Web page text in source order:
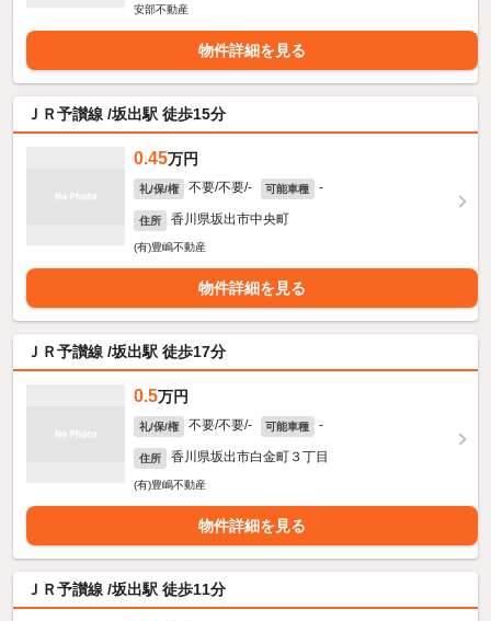
安部不動産
物件詳細を見る
ＪＲ予讃線 /坂出駅 徒歩15分
0.45万円
礼/保/権 不要/不要/- 可能車種 -
住所 香川県坂出市中央町
(有)豊嶋不動産
物件詳細を見る
ＪＲ予讃線 /坂出駅 徒歩17分
0.5万円
礼/保/権 不要/不要/- 可能車種 -
住所 香川県坂出市白金町３丁目
(有)豊嶋不動産
物件詳細を見る
ＪＲ予讃線 /坂出駅 徒歩11分